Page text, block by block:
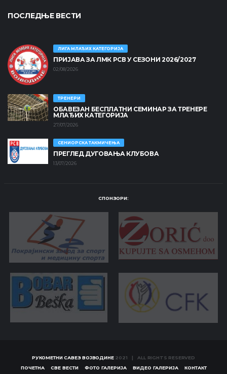
ПОСЛЕДЊЕ ВЕСТИ
ЛИГА МЛАЂИХ КАТЕГОРИЈА
ПРИЈАВА ЗА ЛМК РСВ У СЕЗОНИ 2026/2027
02/08/2026
ТРЕНЕРИ
ОБАВЕЗАН БЕСПЛАТНИ СЕМИНАР ЗА ТРЕНЕРЕ
МЛАЂИХ КАТЕГОРИЈА
27/07/2026
СЕНИОРСКА ТАКМИЧЕЊА
ПРЕГЛЕД ДУГОВАЊА КЛУБОВА
13/07/2026
СПОНЗОРИ:
РУКОМЕТНИ САВЕЗ ВОЈВОДИНЕ2021 | ALL RIGHTS RESERVED
ПОЧЕТНА
СВЕ ВЕСТИ ФОТО ГАЛЕРИЈА ВИДЕО ГАЛЕРИЈА КОНТАКТ